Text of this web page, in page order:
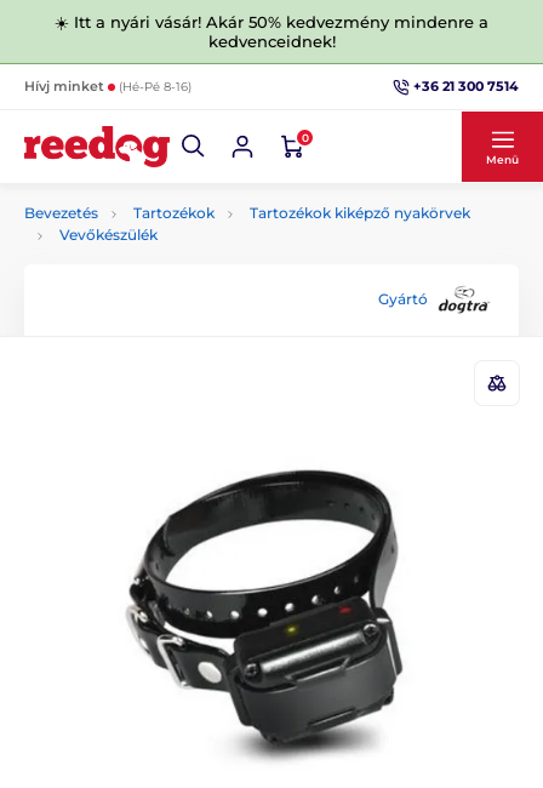
☀️ Itt a nyári vásár! Akár 50% kedvezmény mindenre a
kedvenceidnek!
Hívj minket (Hé-Pé 8-16) +36 21 300 7514
0
Menü
Bevezetés Tartozékok
Tartozékok kiképző nyakörvek
Vevőkészülék
Gyártó